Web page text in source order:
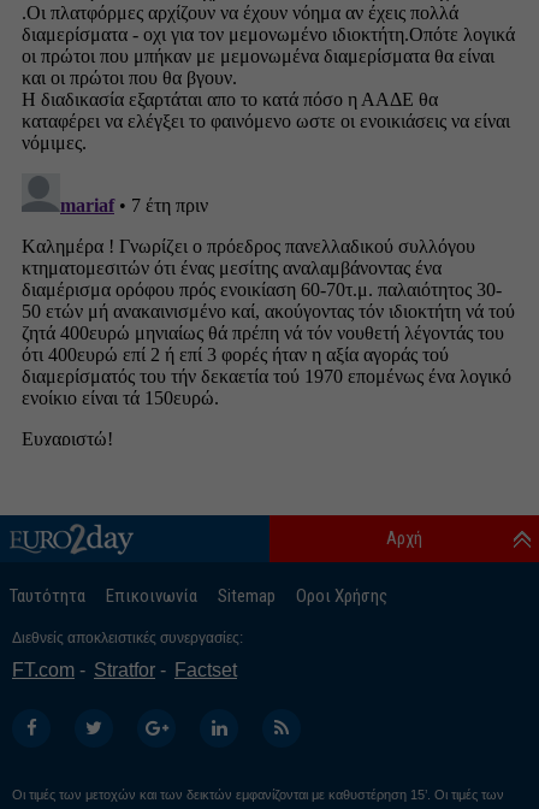
Ταυτότητα Επικοινωνία Sitemap Οροι Χρήσης
Αρχή
Διεθνείς αποκλειστικές συνεργασίες:
FT.com Stratfor Factset
Οι τιμές των μετοχών και των δεικτών εμφανίζονται με καθυστέρηση 15’. Οι τιμές των